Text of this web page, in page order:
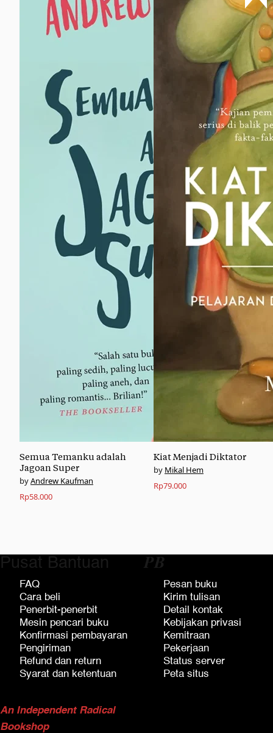
Semua Temanku adalah
Jagoan Super
Andrew Kaufman
Rp58.000
Kiat Menjadi Diktator
Mikal Hem
Rp79.000
Pusat Bantuan
FAQ
Cara beli
Penerbit-penerbit
Mesin pencari buku
Konfirmasi pembayaran
Pengiriman
Refund dan return
Syarat dan ketentuan
𝑷𝑩
Pesan buku
Kirim tulisan
Detail kontak
Kebijakan privasi
Kemitraan
Pekerjaan
Status server
Peta situs
An Independent Radical
Bookshop